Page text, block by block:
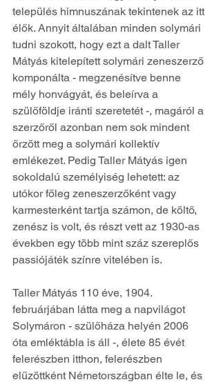
település himnuszának tekintenek az itt
élők. Annyit általában minden solymári
tudni szokott, hogy ezt a dalt Taller
Mátyás kitelepített solymári zeneszerző
komponálta - megzenésítve benne
mély honvágyát, és beleírva a
szülőföldje iránti szeretetét -, magáról a
szerzőről azonban nem sok mindent
őrzött meg a solymári kollektív
emlékezet. Pedig Taller Mátyás igen
sokoldalú személyiség lehetett: az
utókor főleg zeneszerzőként vagy
karmesterként tartja számon, de költő,
zenész is volt, és részt vett az 1930-as
években egy több mint száz szereplős
passiójáték színre vitelében is.
Taller Mátyás 110 éve, 1904.
februárjában látta meg a napvilágot
Solymáron - szülőháza helyén 2006
óta emléktábla is áll -, élete 85 évét
felerészben itthon, felerészben
elűzöttként Németországban élte le, és